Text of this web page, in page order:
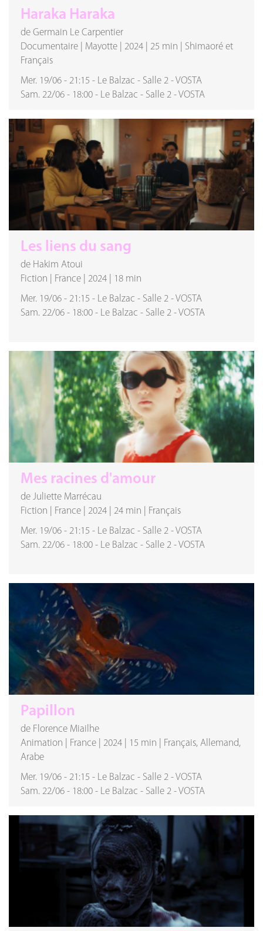
Haraka Haraka
de Germain Le Carpentier
Documentaire
Mayotte 2024 25 min
Shimaoré et
Français
Mer. 19/06 - 21:15 - Le Balzac - Salle 2 -VOSTA
Sam. 22/06 - 18:00 - Le Balzac - Salle 2 -VOSTA
Les liens du sang
de Hakim Atoui
Fiction
France 2024
18 min
Mer. 19/06 - 21:15 - Le Balzac - Salle 2 -VOSTA
Sam. 22/06 - 18:00 - Le Balzac - Salle 2 -VOSTA
Mes racines d'amour
de Juliette Marrécau
Fiction
France 2024 24 min
Français
Mer. 19/06 - 21:15 - Le Balzac - Salle 2 -VOSTA
Sam. 22/06 - 18:00 - Le Balzac - Salle 2 -VOSTA
Papillon
de Florence Miailhe
Animation
France 2024 15 min
Français, Allemand,
Arabe
Mer. 19/06 - 21:15 - Le Balzac - Salle 2 -VOSTA
Sam. 22/06 - 18:00 - Le Balzac - Salle 2 -VOSTA